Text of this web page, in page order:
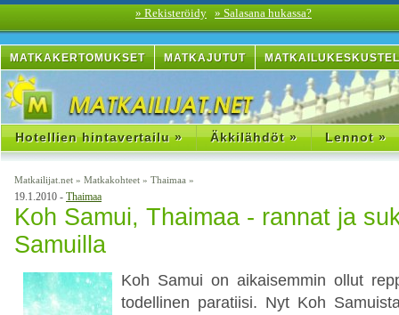
» Rekisteröidy » Salasana hukassa?
MATKAKERTOMUKSET MATKAJUTUT
Hotellien hintavertailu » Äkkilähdöt » Lennot »
Matkailijat.net » Matkakohteet » Thaimaa »
19.1.2010 - Thaimaa
Koh Samui, Thaimaa - rannat ja
Samuilla
Koh Samui on aikaisemmin ollut
todellinen paratiisi. Nyt Koh